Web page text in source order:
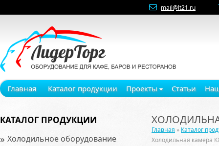
mail@lt21.ru
Главная Каталог продукции Проекты Статьи
КАТАЛОГ ПРОДУКЦИИ
» Холодильное оборудование
Главная » Каталог
Холодильная камера